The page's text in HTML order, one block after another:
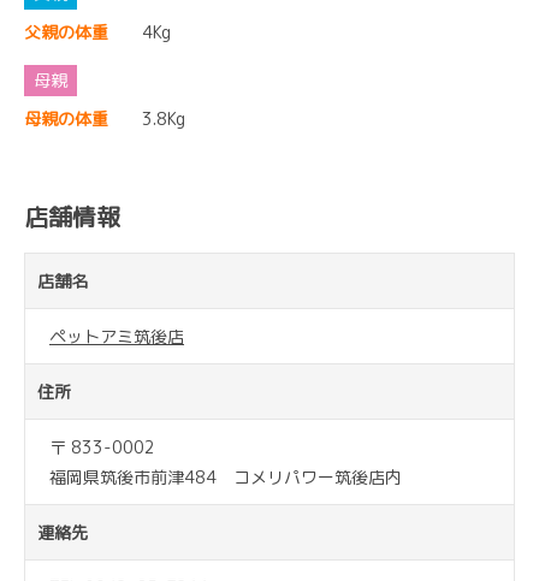
父親の体重 4Kg
母親の体重 3.8Kg
店舗情報
店舗名
ペットアミ筑後店
住所
〒 833-0002
福岡県筑後市前津484 コメリパワー筑後店内
連絡先